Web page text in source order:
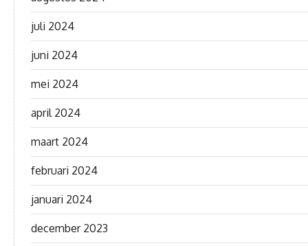
juli 2024
juni 2024
mei 2024
april 2024
maart 2024
februari 2024
januari 2024
december 2023